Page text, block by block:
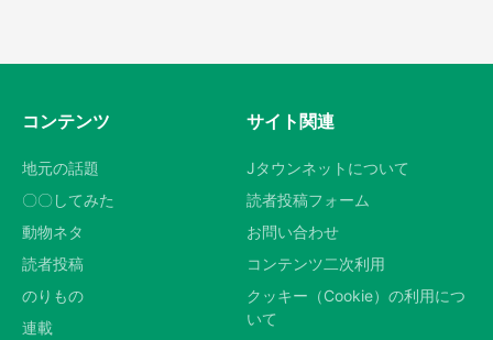
コンテンツ
地元の話題
〇〇してみた
動物ネタ
読者投稿
のりもの
連載
サイト関連
Jタウンネットについて
読者投稿フォーム
お問い合わせ
コンテンツ二次利用
クッキー（Cookie）の利用につ
いて